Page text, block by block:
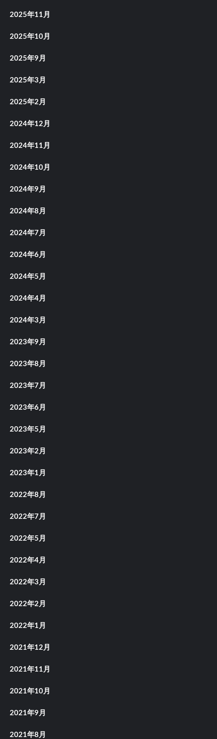
2025年11月
2025年10月
2025年9月
2025年3月
2025年2月
2024年12月
2024年11月
2024年10月
2024年9月
2024年8月
2024年7月
2024年6月
2024年5月
2024年4月
2024年3月
2023年9月
2023年8月
2023年7月
2023年6月
2023年5月
2023年2月
2023年1月
2022年8月
2022年7月
2022年5月
2022年4月
2022年3月
2022年2月
2022年1月
2021年12月
2021年11月
2021年10月
2021年9月
2021年8月